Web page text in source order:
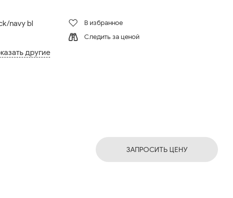
navy bl
другие
В избранное
Следить за ценой
ЗАПРОСИТЬ ЦЕНУ